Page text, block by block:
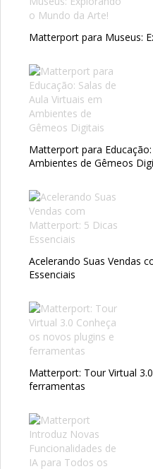
Matterport para Museus:
Matterport para
Ambientes de Gêmeos
Acelerando Suas Vendas
Essenciais
Matterport: Tour Virtual
ferramentas